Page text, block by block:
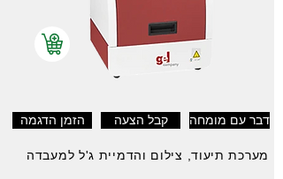
הזמן הדגמה קבל הצעה דבר עם מומחה
מערכת תיעוד, צילום והדמיית ג'ל למעבדה